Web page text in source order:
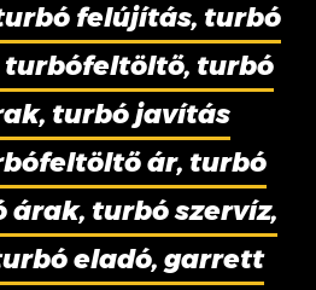
felújítás, turbó
turbófeltöltő, turbó
turbó javítás
ár, turbó
turbó szervíz,
eladó, garrett